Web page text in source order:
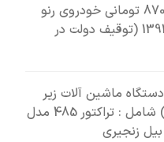
حراج 870/000/000 تومانی خودروی رنو
تندر 90 مدل : 1391 (توقیف دولت در
مزایده اجاره 3 دستگاه ماشین آلات زیر
قیمت (دهیاری) شامل : تراکتور 485 مدل